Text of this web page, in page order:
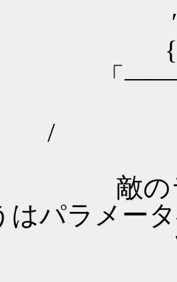
――う
ランサ
はパラメー
v'´